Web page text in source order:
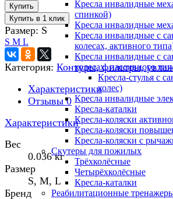
Кресла инвалидные
спинкой)
Кресла инвалидные
Кресла инвалидные с
колесах, активного
Кресла инвалидные с
колесах, пассивного
Кресла-стулья с
колес)
Кресла инвалидные
Кресла-каталки
Кресла-коляски
Кресла-коляски
Кресла-коляски с
Скутеры для пожилых
Трёхколёсные
Четырёхколёсные
Кресла-каталки
Реабилитационные
Купить
Размер: S
S M L
Категория: Контуры, фильтры,
Характеристики
Отзывы0
Характеристики
Вес
0.036 кг
Размер
S, M, L
Бренд